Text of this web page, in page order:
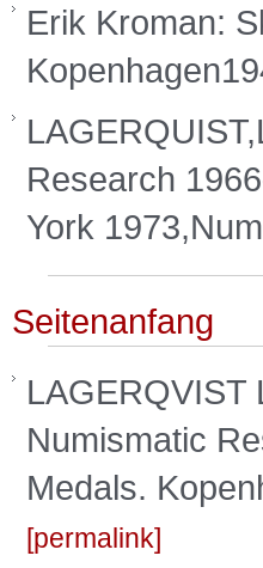
Erik Kroman:
Research
York
Seitenanfang
LAGERQVIST
Numismatic
Medals.
permalink